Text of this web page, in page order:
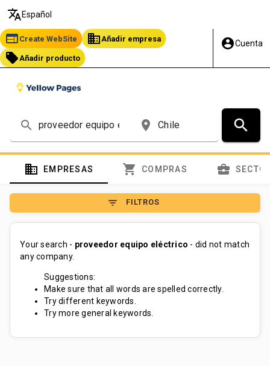
translate Español
web Create WebSite business Añadir empresa
local_offer Añadir producto
account_circleCuenta
search place search
domain EMPRESAS shopping_cart COMPRAS business_center
filter_list FILTROS
Your search - proveedor equipo eléctrico - did not match
any company.
Suggestions:
Make sure that all words are spelled correctly.
Try different keywords.
Try more general keywords.